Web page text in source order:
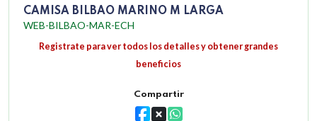
CAMISA BILBAO MARINO M LARGA
WEB-BILBAO-MAR-ECH
Registrate para ver todos los detalles y obtener grandes
beneficios
Compartir